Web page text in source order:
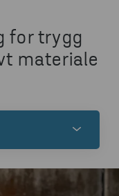
for trygg
materiale
konfidensielle
sikre valget for